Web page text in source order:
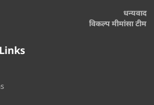
धन्यवाद
विकल्प मीमांसा टीम